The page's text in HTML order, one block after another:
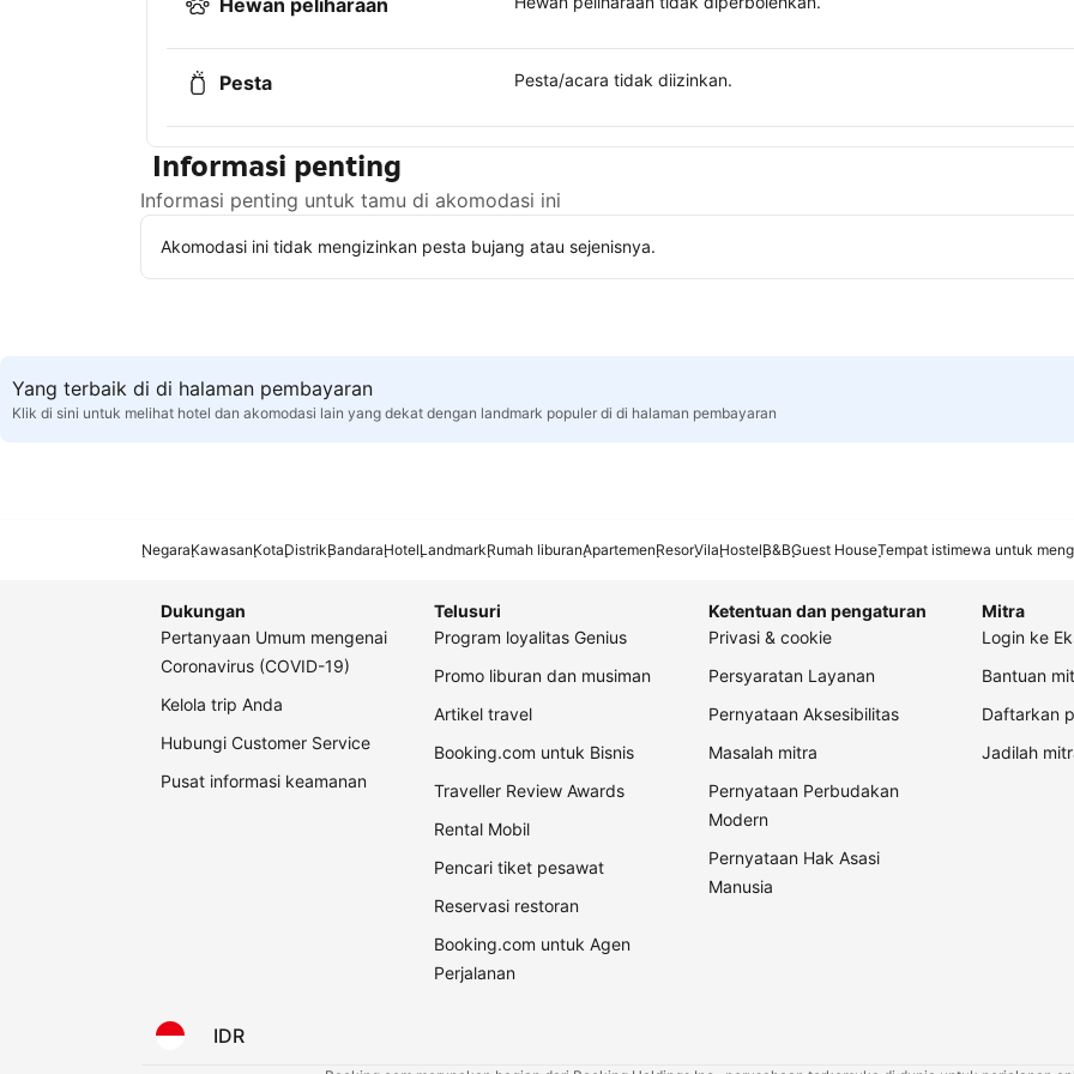
Hewan peliharaan
Pesta Pesta/acara tidak diizinkan.
Informasi penting
Informasi penting untuk tamu di akomodasi ini
Akomodasi ini tidak mengizinkan pesta bujang atau sejenisnya.
Yang terbaik di di halaman pembayaran
Klik di sini untuk melihat hotel dan akomodasi lain yang dekat dengan landmark populer di di halaman pembayaran
NegaraKawasanKotaDistrikBandaraHotelLandmarkRumah liburanApartemenResorVilaHostelB&BGuest HouseTempat istimewa untuk
Dukungan
Pertanyaan Umum mengenai
Coronavirus (COVID-19)
Kelola trip Anda
Hubungi Customer Service
Pusat informasi keamanan
Telusuri
Program loyalitas Genius
Promo liburan dan musiman
Artikel travel
Booking.com untuk Bisnis
Traveller Review Awards
Rental Mobil
Pencari tiket pesawat
Reservasi restoran
Booking.com untuk Agen
Perjalanan
Ketentuan dan pengaturan
Privasi & cookie
Persyaratan Layanan
Pernyataan Aksesibilitas
Masalah mitra
Pernyataan Perbudakan
Modern
Pernyataan Hak Asasi
Manusia
Mitra
Login ke
Bantuan
Daftarkan
Jadilah
IDR